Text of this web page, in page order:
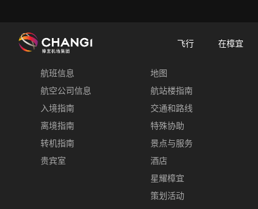
飞行 在樟宜
飞行
航班信息
航空公司信息
入境指南
离境指南
转机指南
贵宾室
地图
航站楼指南
交通和路线
特殊协助
景点与服务
酒店
星耀樟宜
策划活动